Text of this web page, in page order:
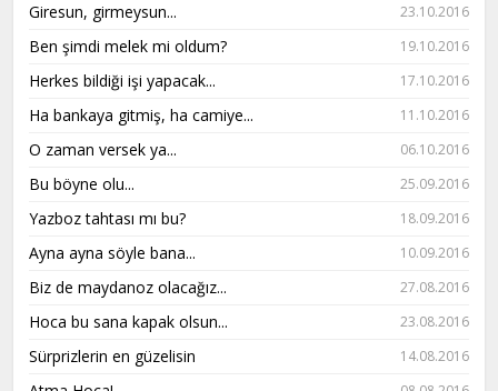
Giresun, girmeysun... 23.10.2016
Ben şimdi melek mi oldum? 19.10.2016
Herkes bildiği işi yapacak... 17.10.2016
Ha bankaya gitmiş, ha camiye... 11.10.2016
O zaman versek ya... 06.10.2016
Bu böyne olu... 25.09.2016
Yazboz tahtası mı bu? 18.09.2016
Ayna ayna söyle bana... 10.09.2016
Biz de maydanoz olacağız... 27.08.2016
Hoca bu sana kapak olsun... 23.08.2016
Sürprizlerin en güzelisin 14.08.2016